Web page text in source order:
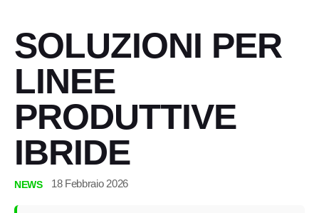
SOLUZIONI PER
LINEE
PRODUTTIVE
IBRIDE
NEWS 18 Febbraio 2026